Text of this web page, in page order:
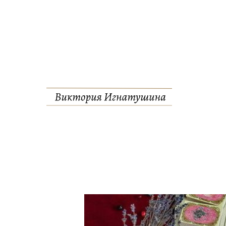
открытия и